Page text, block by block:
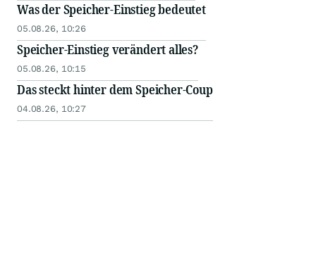
Was der Speicher-Einstieg bedeutet
05.08.26, 10:26
Speicher-Einstieg verändert alles?
05.08.26, 10:15
Das steckt hinter dem Speicher-Coup
04.08.26, 10:27